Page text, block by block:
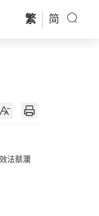
繁 简
法蔡瀾